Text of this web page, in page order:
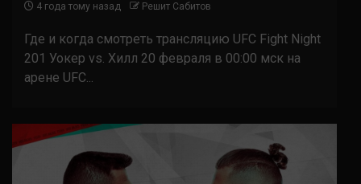
4 года тому назад Решит Сабитов
Где и когда смотреть трансляцию UFC Fight Night
201 Уокер vs. Хилл 20 февраля в 00:00 мск на
арене UFC...